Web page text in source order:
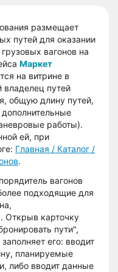
размещает
путей для оказании
вагонов на
Маркет
на витрине в
владелец путей
общую длину путей,
работы).
ей, при
Главная / Каталог /
.
вагонов
подходящие для
Открыв карточку
пути",
его: вводит
планируемые
либо вводит данные